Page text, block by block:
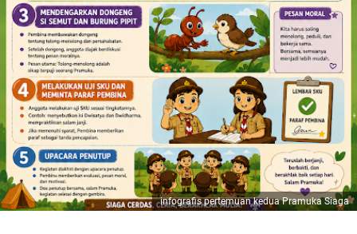
infografis pertemuan kedua Pramuka Siaga